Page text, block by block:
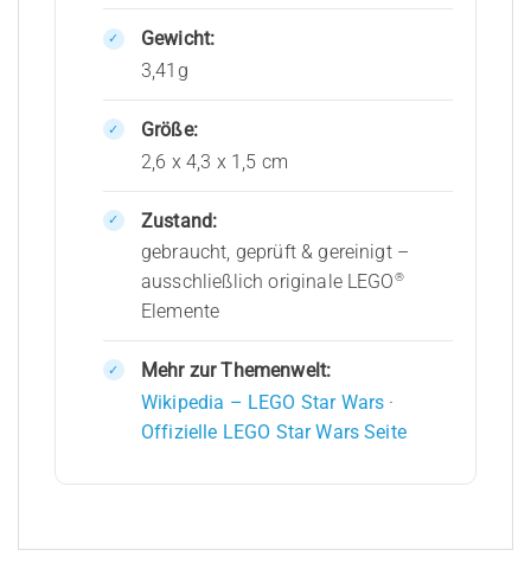
Gewicht:
3,41g
Größe:
2,6 x 4,3 x 1,5 cm
Zustand:
gebraucht, geprüft & gereinigt –
ausschließlich originale LEGO®
Elemente
Mehr zur Themenwelt:
Wikipedia – LEGO Star Wars ·
Offizielle LEGO Star Wars Seite